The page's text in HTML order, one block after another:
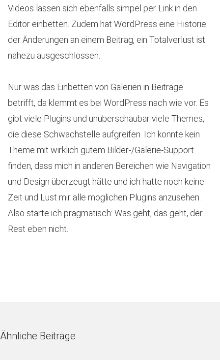
Videos lassen sich ebenfalls simpel per Link in den
Editor einbetten. Zudem hat WordPress eine Historie
der Änderungen an einem Beitrag, ein Totalverlust ist
nahezu ausgeschlossen.
Nur was das Einbetten von Galerien in Beiträge
betrifft, da klemmt es bei WordPress nach wie vor. Es
gibt viele Plugins und unüberschaubar viele Themes,
die diese Schwachstelle aufgreifen. Ich konnte kein
Theme mit wirklich gutem Bilder-/Galerie-Support
finden, dass mich in anderen Bereichen wie Navigation
und Design überzeugt hätte und ich hatte noch keine
Zeit und Lust mir alle möglichen Plugins anzusehen.
Also starte ich pragmatisch: Was geht, das geht, der
Rest eben nicht.
Ähnliche Beiträge